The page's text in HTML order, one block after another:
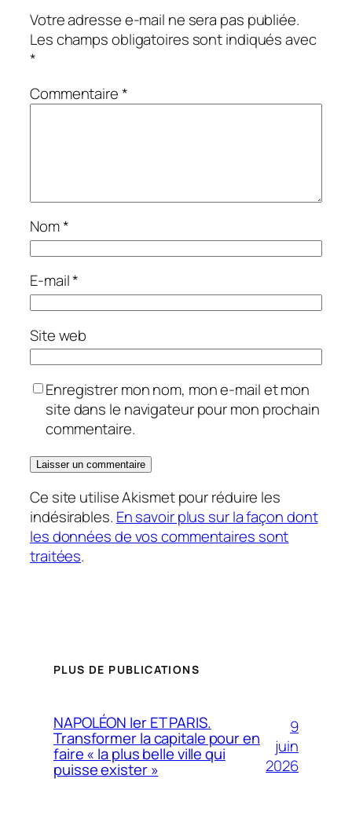
Votre adresse e-mail ne sera pas publiée.
Les champs obligatoires sont indiqués avec
*
Commentaire*
Nom*
E-mail*
Site web
Enregistrer mon nom, mon e-mail et mon
site dans le navigateur pour mon prochain
commentaire.
Ce site utilise Akismet pour réduire les
indésirables. En savoir plus sur la façon dont
les données de vos commentaires sont
traitées.
PLUS DE PUBLICATIONS
NAPOLÉON Ier ET PARIS.
Transformer la capitale pour en
faire « la plus belle ville qui
puisse exister »
9
juin
2026